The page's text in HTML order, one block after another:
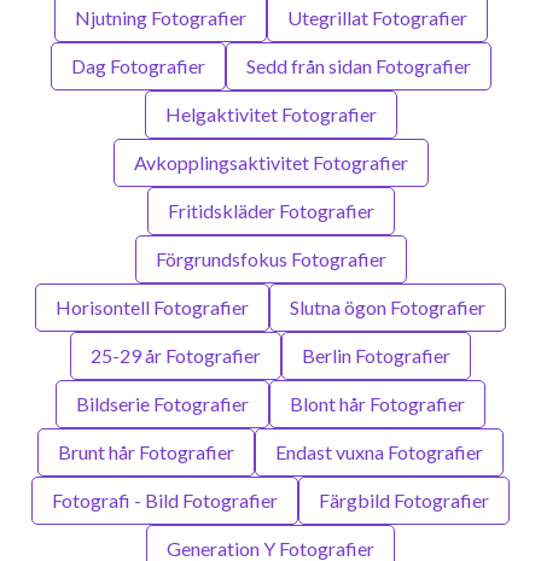
Njutning Fotografier Utegrillat Fotografier
Dag Fotografier Sedd från sidan Fotografier
Helgaktivitet Fotografier
Avkopplingsaktivitet Fotografier
Fritidskläder Fotografier
Förgrundsfokus Fotografier
Horisontell Fotografier Slutna ögon Fotografier
25-29 år Fotografier Berlin Fotografier
Bildserie Fotografier Blont hår Fotografier
Brunt hår Fotografier Endast vuxna Fotografier
Fotografi - Bild Fotografier Färgbild Fotografier
Generation Y Fotografier